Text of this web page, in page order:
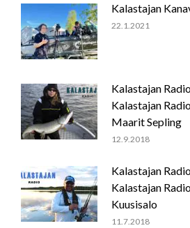
Kalastajan
22.1.2021
Kalastajan
Kalastajan
Maarit Sepling
12.9.2018
Kalastajan
Kalastajan
Kuusisalo
11.7.2018